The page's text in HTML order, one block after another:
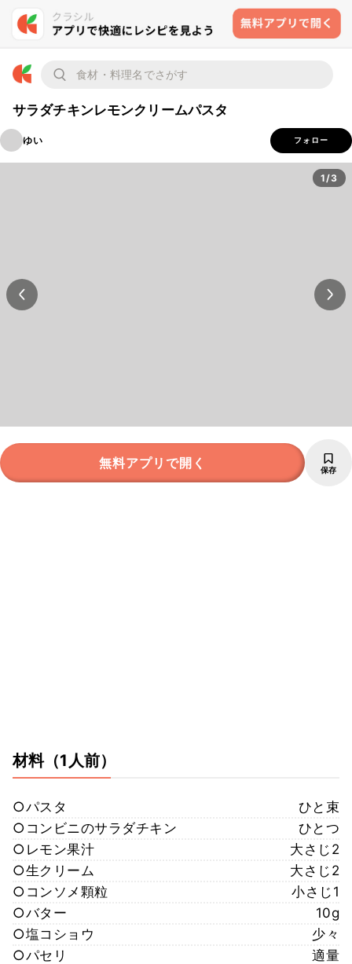
サラダチキンレモンクリームパスタ
ゆい フォロー
1/3
無料アプリで開く 保存
材料（1人前）
○パスタ
ひと束
○コンビニのサラダチキン
ひとつ
○レモン果汁
大さじ2
○生クリーム
大さじ2
○コンソメ顆粒
小さじ1
○バター
10g
○塩コショウ
少々
○パセリ
適量